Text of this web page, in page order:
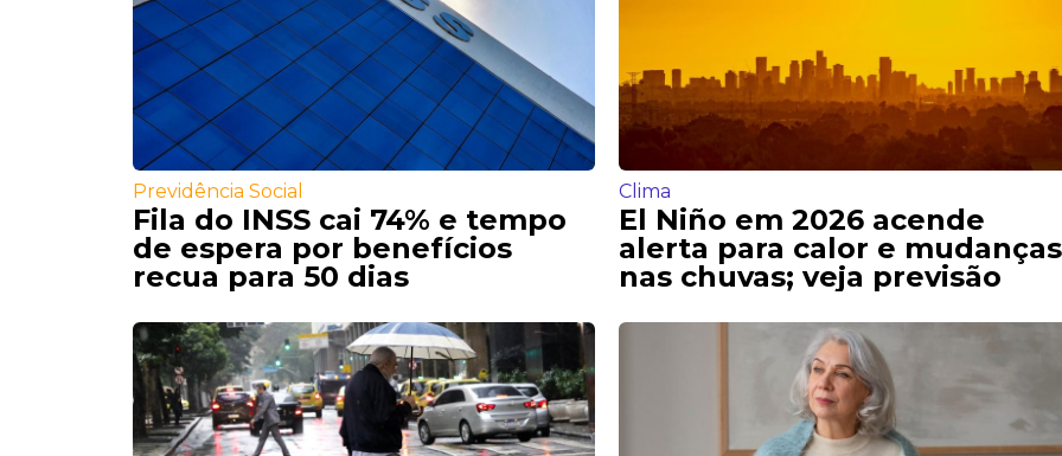
Previdência Social
Fila do INSS cai 74% e tempo
de espera por benefícios
recua para 50 dias
Clima
El Niño em 2026 acende
alerta para calor e mudanças
nas chuvas; veja previsão